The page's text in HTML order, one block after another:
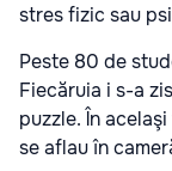
stres fizic sau
Peste 80 de
Fiecăruia i s-a
puzzle. În
se aflau în